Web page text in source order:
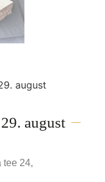
august
august
tee 24,